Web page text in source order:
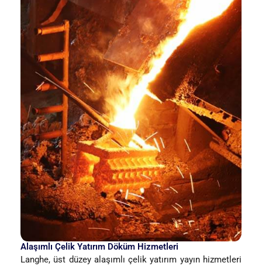
Alaşımlı Çelik Yatırım Döküm Hizmetleri
Langhe, üst düzey alaşımlı çelik yatırım yayın hizmetleri